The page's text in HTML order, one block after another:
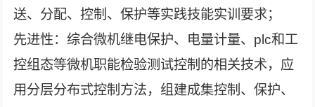
送、分配、控制、保护等实践技能实训要求；
先进性：综合微机继电保护、电量计量、plc和工
控组态等微机职能检验测试控制的相关技术，应
用分层分布式控制方法，组建成集控制、保护、